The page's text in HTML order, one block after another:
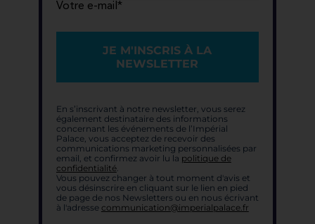
Votre e-mail*
JE M'INSCRIS À LA
NEWSLETTER
En s’inscrivant à notre newsletter, vous serez
également destinataire des informations
concernant les événements de l’Impérial
Palace, vous acceptez de recevoir des
communications marketing personnalisées par
email, et confirmez avoir lu la politique de
confidentialité.
Vous pouvez changer à tout moment d'avis et
vous désinscrire en cliquant sur le lien en pied
de page de nos Newsletters ou en nous écrivant
à l'adresse communication@imperialpalace.fr